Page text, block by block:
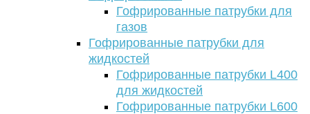
Гофрированные патрубки для
газов
Гофрированные патрубки для
жидкостей
Гофрированные патрубки L400
для жидкостей
Гофрированные патрубки L600